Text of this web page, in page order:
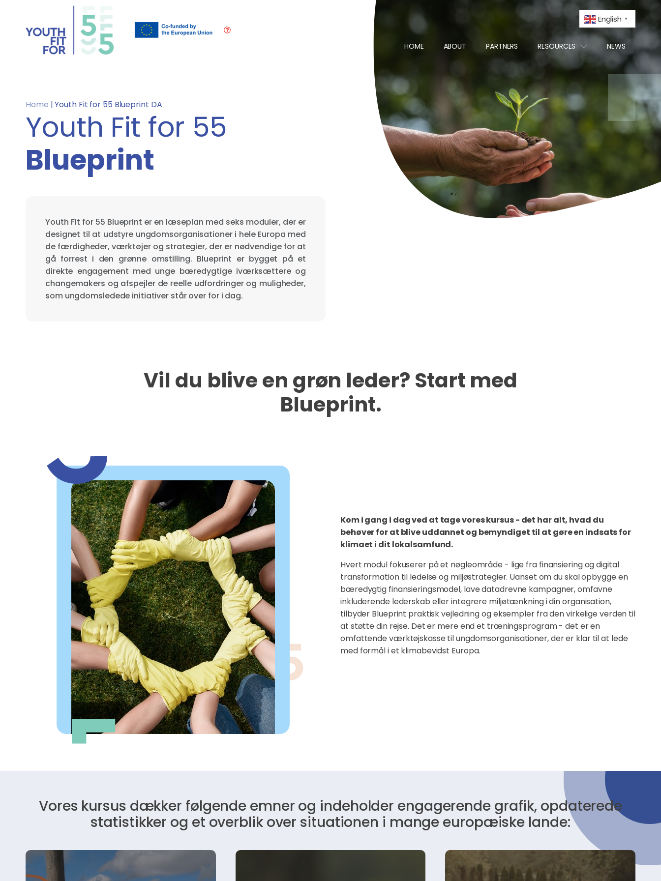
English ▼
HOME ABOUT PARTNERS RESOURCES NEWS
Home |Youth Fit for 55 Blueprint DA
Youth Fit for 55
Blueprint
Youth Fit for 55 Blueprint er en læseplan med seks moduler, der er
designet til at udstyre ungdomsorganisationer i hele Europa med
de færdigheder, værktøjer og strategier, der er nødvendige for at
gå forrest i den grønne omstilling. Blueprint er bygget på et
direkte engagement med unge bæredygtige iværksættere og
changemakers og afspejler de reelle udfordringer og muligheder,
som ungdomsledede initiativer står over for i dag.
Vil du blive en grøn leder? Start med
Blueprint.
Kom i gang i dag ved at tage vores kursus - det har alt, hvad du
behøver for at blive uddannet og bemyndiget til at gøre en indsats for
klimaet i dit lokalsamfund.
Hvert modul fokuserer på et nøgleområde - lige fra finansiering og digital
transformation til ledelse og miljøstrategier. Uanset om du skal opbygge en
bæredygtig finansieringsmodel, lave datadrevne kampagner, omfavne
inkluderende lederskab eller integrere miljøtænkning i din organisation,
tilbyder Blueprint praktisk vejledning og eksempler fra den virkelige verden til
at støtte din rejse. Det er mere end et træningsprogram - det er en
omfattende værktøjskasse til ungdomsorganisationer, der er klar til at lede
med formål i et klimabevidst Europa.
Vores kursus dækker følgende emner og indeholder engagerende grafik, opdaterede
statistikker og et overblik over situationen i mange europæiske lande: